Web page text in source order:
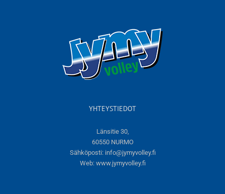
YHTEYSTIEDOT
Länsitie 30,
60550 NURMO
Sähköposti: info@jymyvolley.fi
Web: www.jymyvolley.fi